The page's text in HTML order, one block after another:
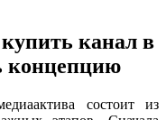
канал в
концепцию
состоит из